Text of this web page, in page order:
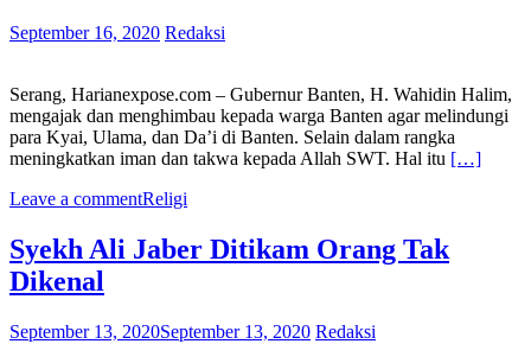
September 16, 2020 Redaksi
Serang, Harianexpose.com – Gubernur Banten, H. Wahidin Halim,
mengajak dan menghimbau kepada warga Banten agar melindungi
para Kyai, Ulama, dan Da’i di Banten. Selain dalam rangka
meningkatkan iman dan takwa kepada Allah SWT. Hal itu […]
Leave a commentReligi
Syekh Ali Jaber Ditikam Orang Tak
Dikenal
September 13, 2020September 13, 2020 Redaksi